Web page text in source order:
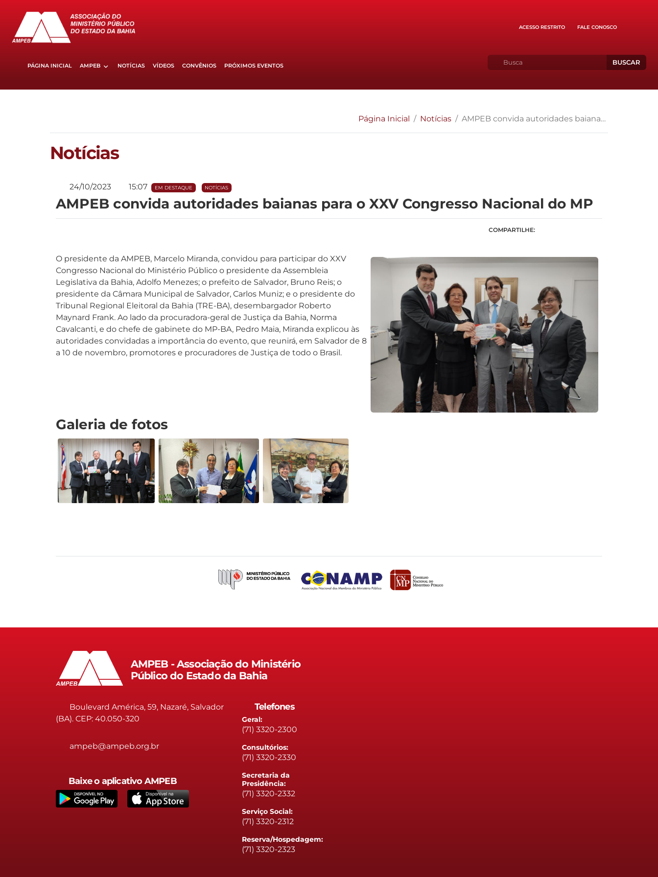
ACESSO RESTRITO FALE CONOSCO
PÁGINA INICIAL AMPEB NOTÍCIAS VÍDEOS CONVÊNIOS PRÓXIMOS EVENTOS BUSCAR
Página Inicial Notícias AMPEB convida autoridades baianas para o XXV Congresso Nacional do MP
Notícias
24/10/2023 15:07 EM DESTAQUE NOTÍCIAS
AMPEB convida autoridades baianas para o XXV Congresso Nacional do MP
COMPARTILHE:
O presidente da AMPEB, Marcelo Miranda, convidou para participar do XXV
Congresso Nacional do Ministério Público o presidente da Assembleia
Legislativa da Bahia, Adolfo Menezes; o prefeito de Salvador, Bruno Reis; o
presidente da Câmara Municipal de Salvador, Carlos Muniz; e o presidente do
Tribunal Regional Eleitoral da Bahia (TRE-BA), desembargador Roberto
Maynard Frank. Ao lado da procuradora-geral de Justiça da Bahia, Norma
Cavalcanti, e do chefe de gabinete do MP-BA, Pedro Maia, Miranda explicou às
autoridades convidadas a importância do evento, que reunirá, em Salvador de 8
a 10 de novembro, promotores e procuradores de Justiça de todo o Brasil.
Galeria de fotos
AMPEB - Associação do Ministério
Público do Estado da Bahia
Boulevard América, 59, Nazaré, Salvador
(BA). CEP: 40.050-320
ampeb@ampeb.org.br
Baixe o aplicativo AMPEB
Telefones
Geral:
(71) 3320-2300
Consultórios:
(71) 3320-2330
Secretaria da
Presidência:
(71) 3320-2332
Serviço Social:
(71) 3320-2312
Reserva/Hospedagem:
(71) 3320-2323